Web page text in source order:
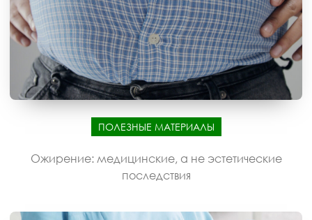
ПОЛЕЗНЫЕ МАТЕРИАЛЫ
Ожирение: медицинские, а не эстетические
последствия